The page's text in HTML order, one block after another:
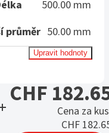
500.00 mm
průměr 50.00 mm
Upravit hodnoty
CHF
Cena za
CHF